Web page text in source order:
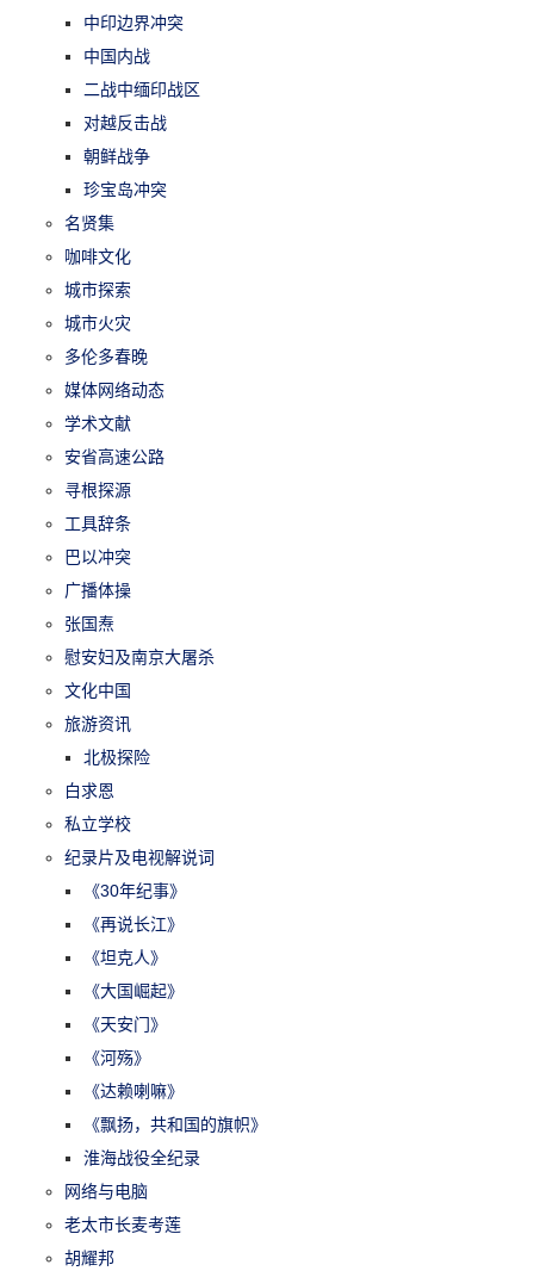
中印边界冲突
中国内战
二战中缅印战区
对越反击战
朝鲜战争
珍宝岛冲突
名贤集
咖啡文化
城市探索
城市火灾
多伦多春晚
媒体网络动态
学术文献
安省高速公路
寻根探源
工具辞条
巴以冲突
广播体操
张国焘
慰安妇及南京大屠杀
文化中国
旅游资讯
北极探险
白求恩
私立学校
纪录片及电视解说词
《30年纪事》
《再说长江》
《坦克人》
《大国崛起》
《天安门》
《河殇》
《达赖喇嘛》
《飘扬，共和国的旗帜》
淮海战役全纪录
网络与电脑
老太市长麦考莲
胡耀邦